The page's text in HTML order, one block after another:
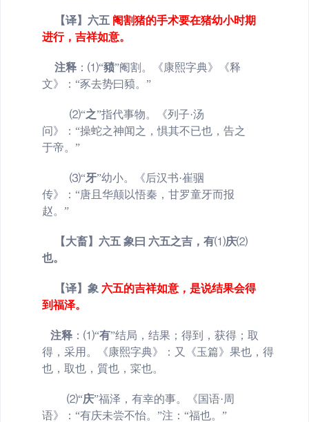
【译】六五 阉割猪的手术要在猪幼小时期
进行，吉祥如意。
注释 ： ⑴“豮”阉割。《康熙字典》《释
文》：“豕去势曰豮。”
⑵“之”指代事物。《列子·汤
问》：“操蛇之神闻之，惧其不已也，告之
于帝。”
⑶“牙”幼小。《后汉书·崔骃
传》：“唐且华颠以悟秦，甘罗童牙而报
赵。”
【大畜】六五 象曰 六五之吉，有⑴庆⑵
也。
【译】象 六五的吉祥如意，是说结果会得
到福泽。
注释 ：⑴“有”结局，结果；得到，获得；取
得，采用。《康熙字典》：又《玉篇》果也，得
也，取也，質也，寀也。
⑵“庆”福泽，有幸的事。《国语·周
语》：“有庆未尝不怡。”注：“福也。”